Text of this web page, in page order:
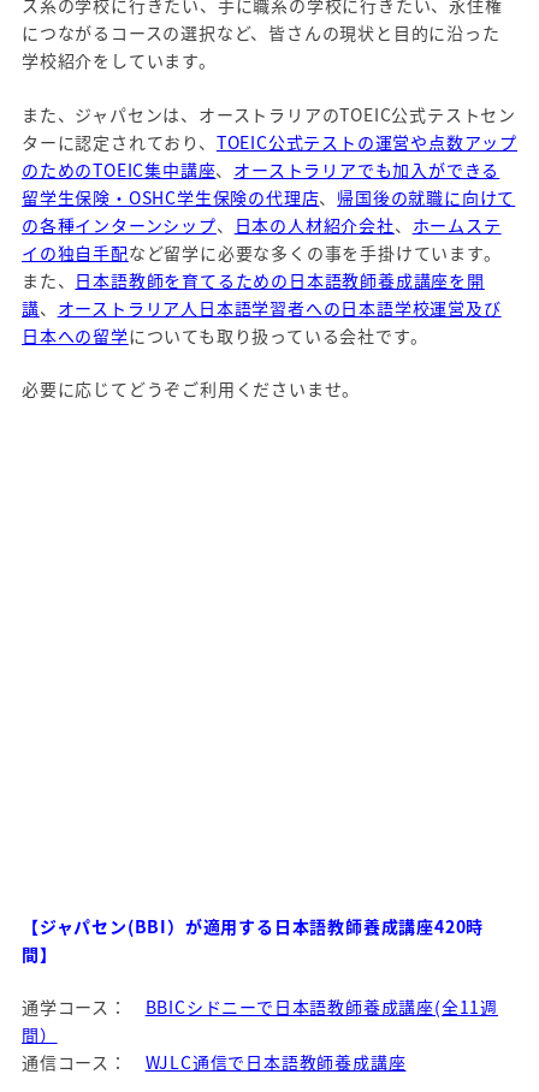
ス系の学校に行きたい、手に職系の学校に行きたい、永住権
につながるコースの選択など、皆さんの現状と目的に沿った
学校紹介をしています。
また、ジャパセンは、オーストラリアのTOEIC公式テストセン
ターに認定されており、 TOEIC公式テストの運営や点数アップ
のためのTOEIC集中講座、 オーストラリアでも加入ができる
留学生保険・OSHC学生保険の代理店、 帰国後の就職に向けて
の各種インターンシップ、 日本の人材紹介会社、 ホームステ
イの独自手配など留学に必要な多くの事を手掛けています。
また、 日本語教師を育てるための日本語教師養成講座を開
講、 オーストラリア人日本語学習者への日本語学校運営及び
日本への留学についても取り扱っている会社です。
必要に応じてどうぞご利用くださいませ。
【ジャパセン(BBI）が適用する日本語教師養成講座420時
間】
通学コース： BBICシドニーで日本語教師養成講座(全11週
間）
通信コース： WJLC通信で日本語教師養成講座